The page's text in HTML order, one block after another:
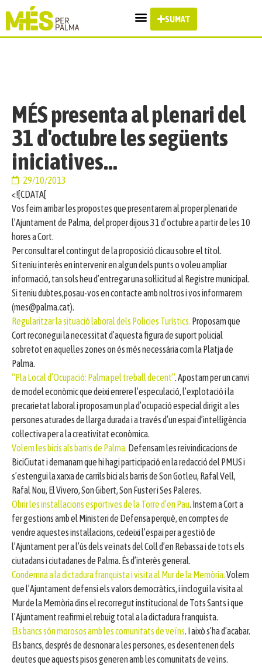
SUMA'T
MÉS presenta al plenari del
31 d'octubre les següents
iniciatives…
29/10/2013
<![CDATA[
Vos feim arribar les propostes que presentarem al proper plenari de
l’Ajuntament de Palma, del proper dijous 31 d’octubre a partir de les 10
hores a Cort.
Per consultar el contingut de la proposició clicau sobre el títol.
Si teniu interès en intervenir en algun dels punts o voleu ampliar
informació, tan sols heu d’entregar una sol·licitud al Registre municipal.
Si teniu dubtes,posau-vos en contacte amb noltros i vos informarem
(mes@palma.cat).
Regularitzar la situació laboral dels Policies Turístics. Proposam que
Cort reconegui la necessitat d’aquesta figura de suport policial
sobretot en aquelles zones on és més necessària com la Platja de
Palma.
“Pla Local d’Ocupació: Palma pel treball decent”. Apostam per un canvi
de model econòmic que deixi enrere l’especulació, l’explotació i la
precarietat laboral i proposam un pla d’ocupació especial dirigit a les
persones aturades de llarga durada i a través d’un espai d’intel·ligència
col·lectiva per a la creativitat econòmica.
Volem les bicis als barris de Palma. Defensam les reivindicacions de
BiciCiutat i demanam que hi hagi participació en la redacció del PMUS i
s’estengui la xarxa de carrils bici als barris de Son Gotleu, Rafal Vell,
Rafal Nou, El Vivero, Son Gibert, Son Fuster i Ses Paleres.
Obrir les instal·lacions esportives de la Torre d’en Pau. Instem a Cort a
fer gestions amb el Ministeri de Defensa perquè, en comptes de
vendre aquestes instal·lacions, cedeixi l’espai per a gestió de
l’Ajuntament per a l’ús dels veïnats del Coll d’en Rebassa i de tots els
ciutadans i ciutadanes de Palma. És d’interès general.
Condemna a la dictadura franquista i visita al Mur de la Memòria.Volem
que l’Ajuntament defensi els valors democràtics, i inclogui la visita al
Mur de la Memòria dins el recorregut institucional de Tots Sants i que
l’Ajuntament reafirmi el rebuig total a la dictadura franquista.
Els bancs són morosos amb les comunitats de veïns. I això s’ha d’acabar.
Els bancs, després de desnonar a les persones, es desentenen dels
deutes que aquests pisos generen amb les comunitats de veïns.